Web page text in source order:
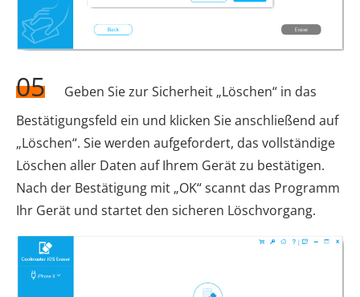
05
Geben Sie zur Sicherheit „Löschen“ in das
Bestätigungsfeld ein und klicken Sie anschließend auf
„Löschen“. Sie werden aufgefordert, das vollständige
Löschen aller Daten auf Ihrem Gerät zu bestätigen.
Nach der Bestätigung mit „OK“ scannt das Programm
Ihr Gerät und startet den sicheren Löschvorgang.